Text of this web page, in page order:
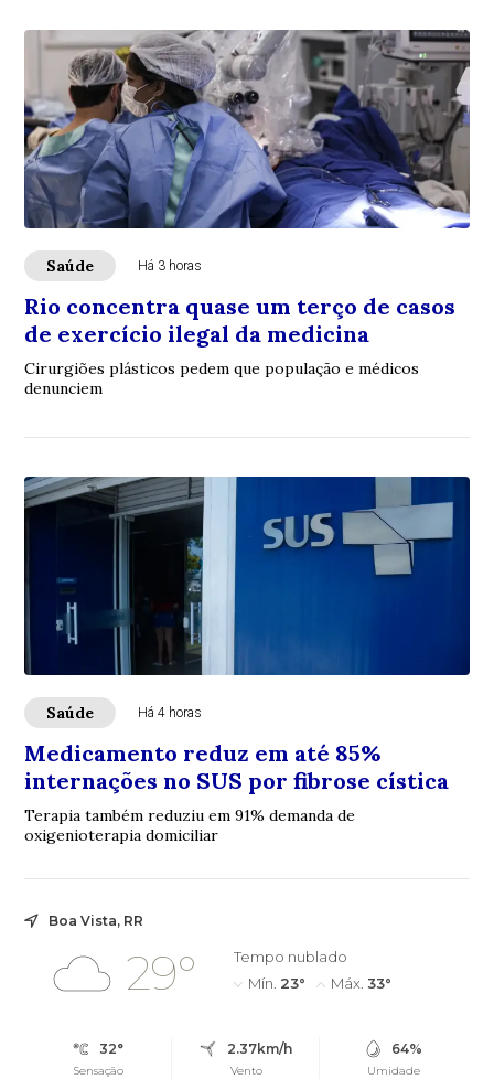
Saúde Há 3 horas
Rio concentra quase um terço de casos
de exercício ilegal da medicina
Cirurgiões plásticos pedem que população e médicos
denunciem
Saúde Há 4 horas
Medicamento reduz em até 85%
internações no SUS por fibrose cística
Terapia também reduziu em 91% demanda de
oxigenioterapia domiciliar
Boa Vista, RR
29°
Tempo nublado
Mín. 23° Máx. 33°
32°
Sensação
2.37km/h
Vento
64%
Umidade